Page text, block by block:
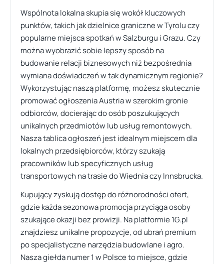
Wspólnota lokalna skupia się wokół kluczowych
punktów, takich jak dzielnice graniczne w Tyrolu czy
popularne miejsca spotkań w Salzburgu i Grazu. Czy
można wyobrazić sobie lepszy sposób na
budowanie relacji biznesowych niż bezpośrednia
wymiana doświadczeń w tak dynamicznym regionie?
Wykorzystując naszą platformę, możesz skutecznie
promować ogłoszenia Austria w szerokim gronie
odbiorców, docierając do osób poszukujących
unikalnych przedmiotów lub usług remontowych.
Nasza tablica ogłoszeń jest idealnym miejscem dla
lokalnych przedsiębiorców, którzy szukają
pracowników lub specyficznych usług
transportowych na trasie do Wiednia czy Innsbrucka.
Kupujący zyskują dostęp do różnorodności ofert,
gdzie każda sezonowa promocja przyciąga osoby
szukające okazji bez prowizji. Na platformie 1G.pl
znajdziesz unikalne propozycje, od ubrań premium
po specjalistyczne narzędzia budowlane i agro.
Nasza giełda numer 1 w Polsce to miejsce, gdzie